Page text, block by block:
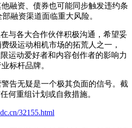
融资、债券也可能同步触发违约条
融资渠道面临重大风险。
与各大合作伙伴积极沟通，希望妥
级运动相机市场的拓荒人之一，
运动爱好者和内容创作者的影响力
标杆品牌。
告无疑是一个极其负面的信号。截
何重组计划或自救措施。
32155.html